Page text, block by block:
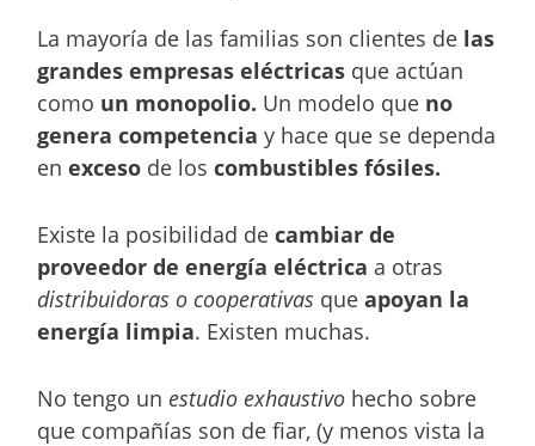
La mayoría de las familias son clientes de las
grandes empresas eléctricas que actúan
como un monopolio. Un modelo que no
genera competencia y hace que se dependa
enexceso de loscombustibles fósiles.
Existe la posibilidad de cambiar de
proveedor de energía eléctrica a otras
distribuidoras o cooperativas queapoyan la
energía limpia. Existen muchas.
No tengo un estudio exhaustivo hecho sobre
que compañías son de fiar, (y menos vista la